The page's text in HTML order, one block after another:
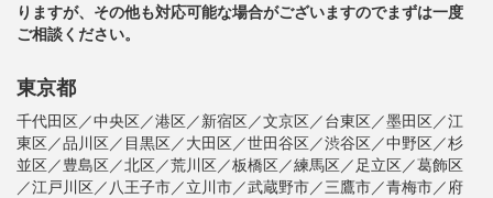
りますが、その他も対応可能な場合がございますのでまずは一度
ご相談ください。
東京都
千代田区／中央区／港区／新宿区／文京区／台東区／墨田区／江
東区／品川区／目黒区／大田区／世田谷区／渋谷区／中野区／杉
並区／豊島区／北区／荒川区／板橋区／練馬区／足立区／葛飾区
／江戸川区／八王子市／立川市／武蔵野市／三鷹市／青梅市／府